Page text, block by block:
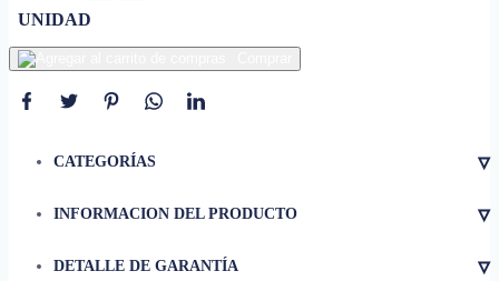
UNIDAD
CATEGORÍAS ▿
INFORMACION DEL PRODUCTO ▿
• Consumo de corriente
DETALLE DE GARANTÍA ▿